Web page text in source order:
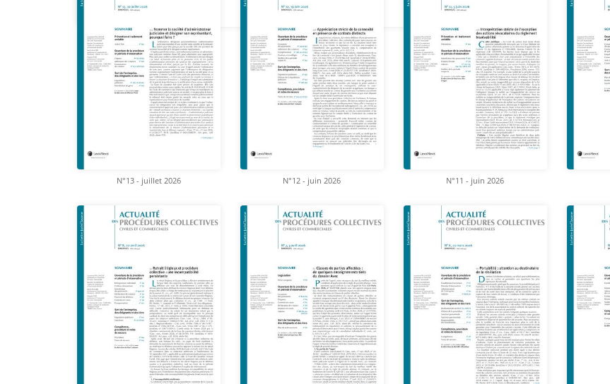
N°13 - juillet 2026 N°12 - juin 2026 N°11 - juin 2026